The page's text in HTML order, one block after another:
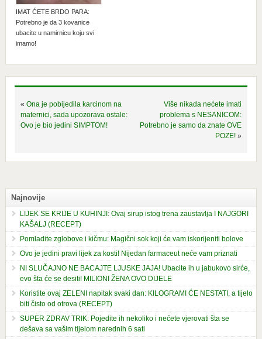
IMAT ĆETE BRDO PARA:
Potrebno je da 3 kovanice
ubacite u namirnicu koju svi
imamo!
« Ona je pobijedila karcinom na
maternici, sada upozorava ostale:
Ovo je bio jedini SIMPTOM!
Više nikada nećete imati
problema s NESANICOM:
Potrebno je samo da znate OVE
POZE! »
Najnovije
LIJEK SE KRIJE U KUHINJI: Ovaj sirup istog trena zaustavlja I NAJGORI
KAŠALJ (RECEPT)
Pomladite zglobove i kičmu: Magični sok koji će vam iskorijeniti bolove
Ovo je jedini pravi lijek za kosti! Nijedan farmaceut neće vam priznati
NI SLUČAJNO NE BACAJTE LJUSKE JAJA! Ubacite ih u jabukovo sirće,
evo šta će se desiti! MILIONI ŽENA OVO DIJELE
Koristite ovaj ZELENI napitak svaki dan: KILOGRAMI ĆE NESTATI, a tijelo
biti čisto od otrova (RECEPT)
SUPER ZDRAV TRIK: Pojedite ih nekoliko i nećete vjerovati šta se
dešava sa vašim tijelom narednih 6 sati